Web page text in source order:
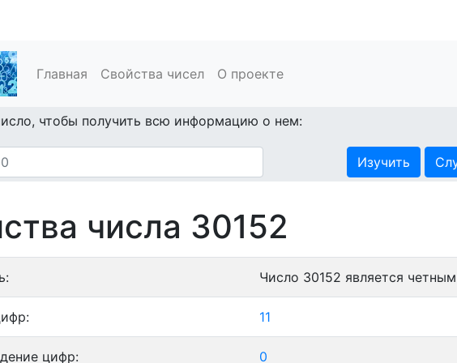
Главная Свойства чисел О проекте
чтобы получить всю информацию о нем:
Изучить
числа 30152
Число 30152 является
11
цифр: 0